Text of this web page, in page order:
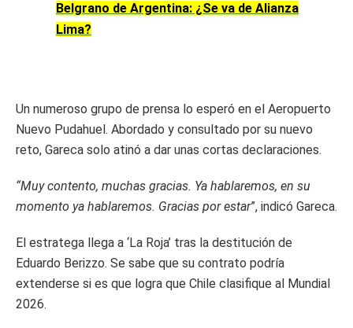
Belgrano de Argentina: ¿Se va de Alianza
Lima?
Un numeroso grupo de prensa lo esperó en el Aeropuerto
Nuevo Pudahuel. Abordado y consultado por su nuevo
reto, Gareca solo atinó a dar unas cortas declaraciones.
“Muy contento, muchas gracias. Ya hablaremos, en su
momento ya hablaremos. Gracias por estar”, indicó Gareca.
El estratega llega a ‘La Roja’ tras la destitución de
Eduardo Berizzo. Se sabe que su contrato podría
extenderse si es que logra que Chile clasifique al Mundial
2026.